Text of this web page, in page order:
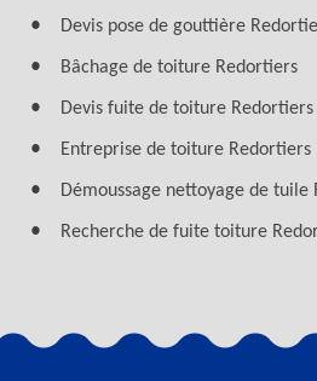
Devis pose de gouttière
Bâchage de toiture Redortiers
Devis fuite de toiture Redortiers
Entreprise de toiture Redortiers
Démoussage nettoyage de tuile
Recherche de fuite toiture